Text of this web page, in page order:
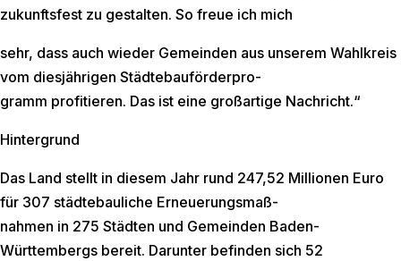
zukunftsfest zu gestalten. So freue ich mich
sehr, dass auch wieder Gemeinden aus unserem Wahlkreis
vom diesjährigen Städtebauförderpro-
gramm profitieren. Das ist eine großartige Nachricht.“
Hintergrund
Das Land stellt in diesem Jahr rund 247,52 Millionen Euro
für 307 städtebauliche Erneuerungsmaß-
nahmen in 275 Städten und Gemeinden Baden-
Württembergs bereit. Darunter befinden sich 52